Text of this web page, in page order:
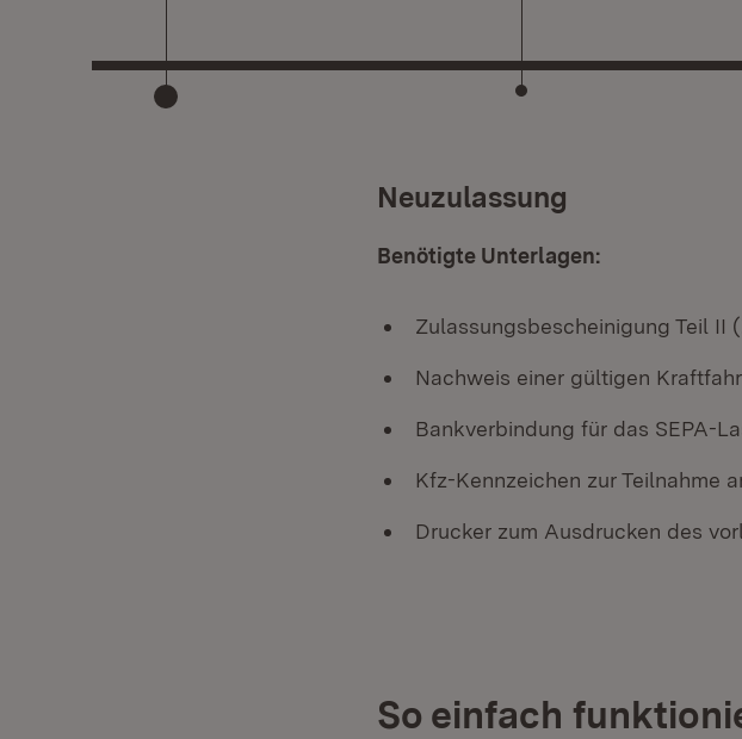
:Neuzulassung
Benötigte Unterlagen:
Zulassungsbescheinigung Teil II
Nachweis einer gültigen
Bankverbindung für das SEPA-
Kfz-Kennzeichen zur Teilnahme
Drucker zum Ausdrucken des
So einfach